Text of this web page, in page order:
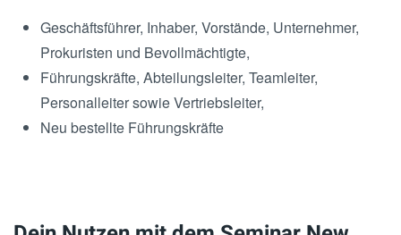
Geschäftsführer, Inhaber, Vorstände, Unternehmer,
Prokuristen und Bevollmächtigte,
Führungskräfte, Abteilungsleiter, Teamleiter,
Personalleiter sowie Vertriebsleiter,
Neu bestellte Führungskräfte